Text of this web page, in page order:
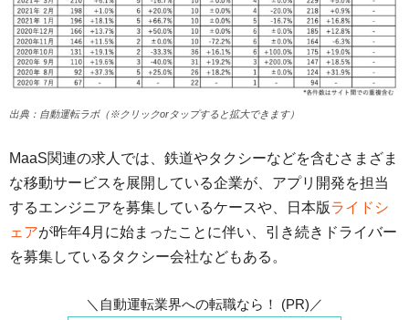
出典：自動運転ラボ（※クリックorタップすると拡大できます）
MaaS関連の求人では、鉄道やタクシーなどを含むさまざま
な移動サービスを展開している企業が、アプリ開発を担当
するエンジニアを募集しているケースや、日本版ライドシ
ェアが昨年4月に始まったことに伴い、引き続きドライバー
を募集しているタクシー会社などもある。
＼自動運転業界への転職なら！ (PR)／